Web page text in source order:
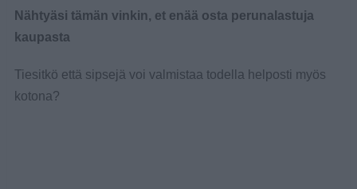
Nähtyäsi tämän vinkin, et enää osta perunalastuja
kaupasta
Tiesitkö että sipsejä voi valmistaa todella helposti myös
kotona?